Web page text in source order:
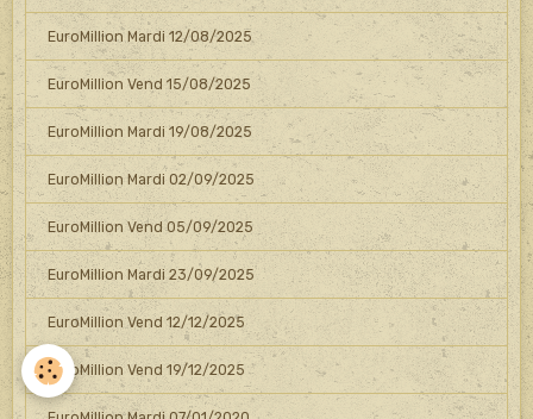
EuroMillion Mardi 12/08/2025
EuroMillion Vend 15/08/2025
EuroMillion Mardi 19/08/2025
EuroMillion Mardi 02/09/2025
EuroMillion Vend 05/09/2025
EuroMillion Mardi 23/09/2025
EuroMillion Vend 12/12/2025
EuroMillion Vend 19/12/2025